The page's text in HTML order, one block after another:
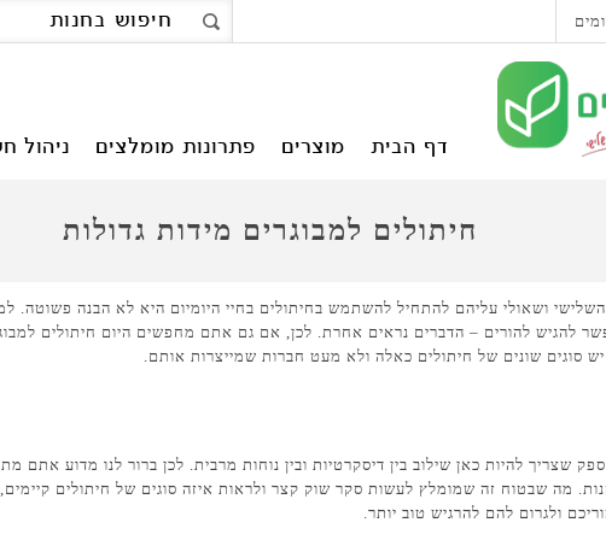
דף הבית מוצרים פתרונות מומלצים ניהול
חיתולים למבוגרים מידות גדולות
ושאולי עליהם להתחיל להשתמש בחיתולים בחיי היומיום היא לא הבנה
להגיש להורים – הדברים נראים אחרת. לכן, אם גם אתם מחפשים היום חיתולים
סוגים שונים של חיתולים כאלה ולא מעט חברות שמייצרות אותם.
שצריך להיות כאן שילוב בין דיסקרטיות ובין נוחות מרבית. לכן ברור לנו מדוע אתם
מה שבטוח זה שמומלץ לעשות סקר שוק קצר ולראות איזה סוגים של חיתולים
ולגרום להם להרגיש טוב יותר.